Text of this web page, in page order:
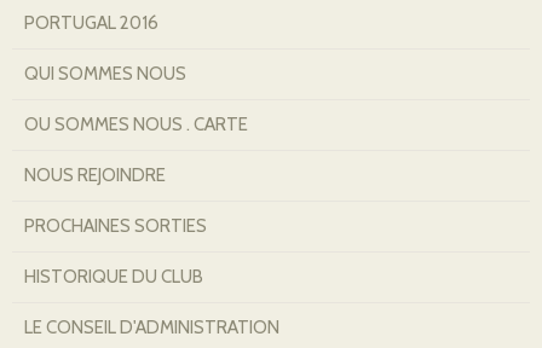
PORTUGAL 2016
QUI SOMMES NOUS
OU SOMMES NOUS . CARTE
NOUS REJOINDRE
PROCHAINES SORTIES
HISTORIQUE DU CLUB
LE CONSEIL D'ADMINISTRATION